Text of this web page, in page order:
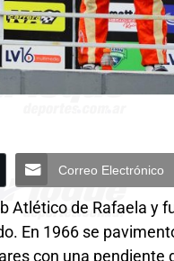
Correo Electrónico
Atlético de Rafaela y
En 1966 se
con una pendiente